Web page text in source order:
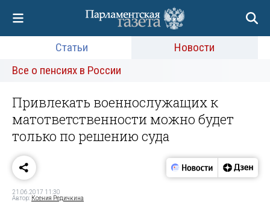
Статьи
Новости
Все о пенсиях в России
Привлекать военнослужащих к
матответственности можно будет
только по решению суда
21.06.2017 11:30
Автор: Ксения Редичкина